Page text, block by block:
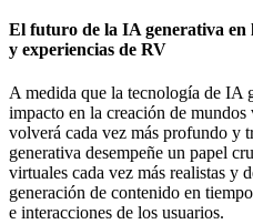
El futuro de la IA generativa en
y experiencias de RV
A medida que la tecnología de IA
impacto en la creación de
volverá cada vez más profundo y
generativa desempeñe un papel
virtuales cada vez más realistas y
generación de contenido en
e interacciones de los usuarios.